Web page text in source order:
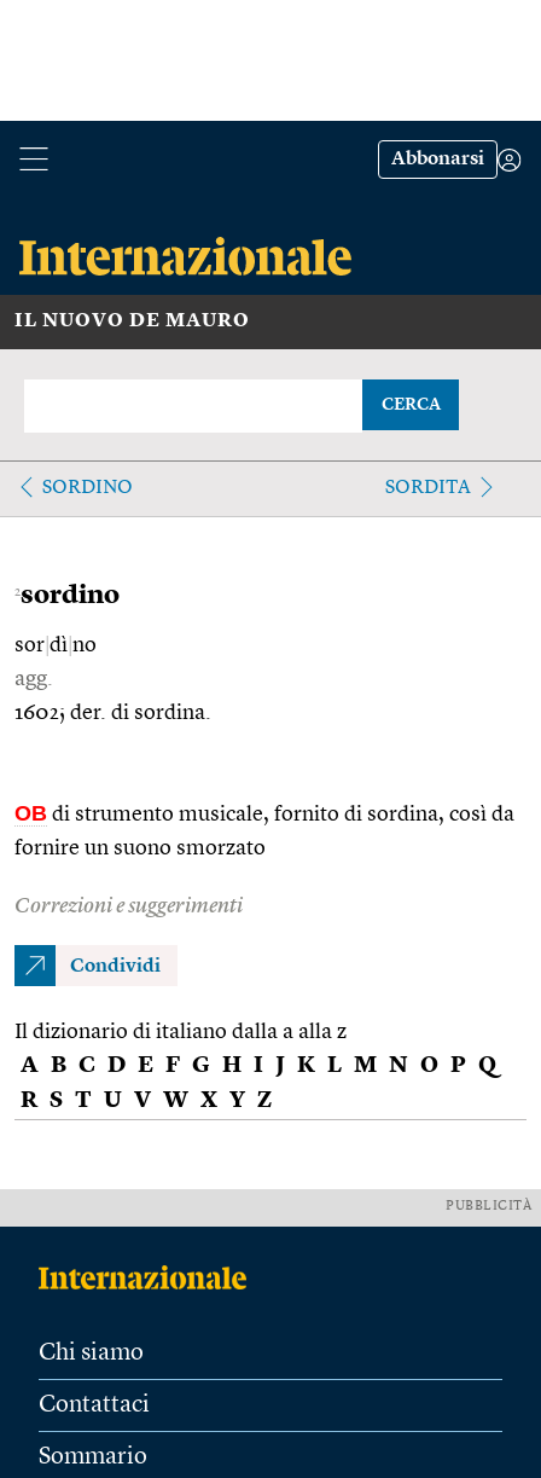
Abbonarsi
IL NUOVO DE MAURO
CERCA
SORDINO SORDITA
2sordino
sor dì no
agg.
1602; der. di sordina.
OB di strumento musicale, fornito di sordina, così da
fornire un suono smorzato
Correzioni e suggerimenti
Condividi
Il dizionario di italiano dalla a alla z
A B C D E F G H I J K L M N O P Q
R S T U V W X Y Z
PUBBLICITÀ
Chi siamo
Contattaci
Sommario